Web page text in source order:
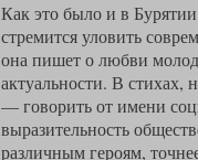
Как это было и в
стремится уловить
она пишет о любви
актуальности. В стихах,
— говорить от имени
выразительность
различным героям,